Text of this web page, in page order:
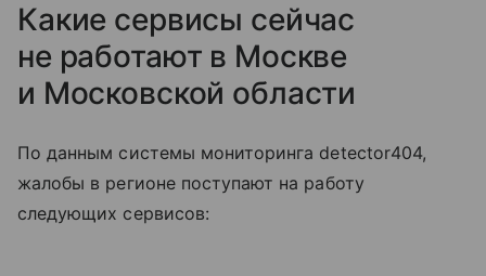
Какие сервисы сейчас
не работают в Москве
и Московской области
По данным системы мониторинга detector404,
жалобы в регионе поступают на работу
следующих сервисов: